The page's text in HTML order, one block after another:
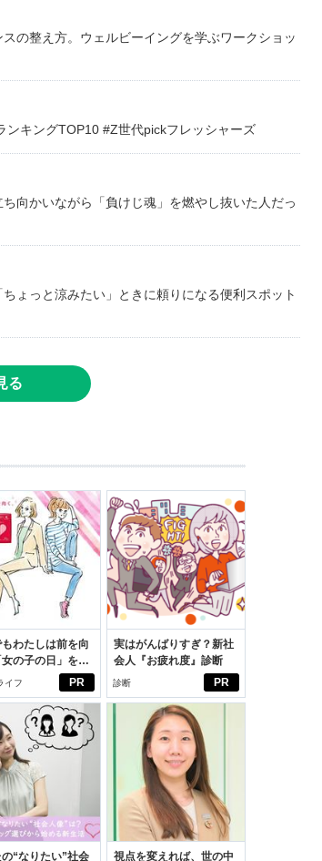
の整え方。ウェルビーイングを学ぶワークショッ
キングTOP10 #Z世代pickフレッシャーズ
向かいながら「負けじ魂」を燃やし抜いた人だっ
ょっと涼みたい」ときに頼りになる便利スポット
る
PR
わたしは前を向
女の子の日」を前
社会人エリ・大
イフ PR
実はがんばりすぎ？新社
会人『お疲れ度』診断
診断
“なりたい”社会
視点を変えれば、世の中